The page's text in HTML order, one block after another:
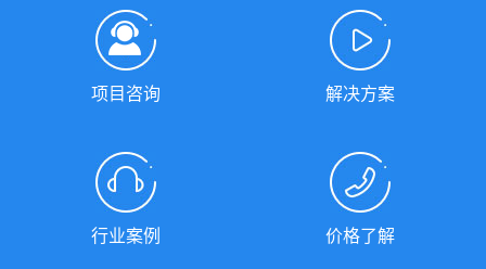
项目咨询 解决方案
行业案例 价格了解